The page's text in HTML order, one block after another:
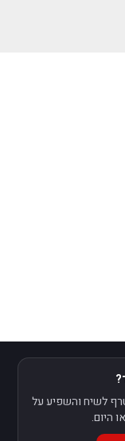
לשיח והשפיע על
היום.